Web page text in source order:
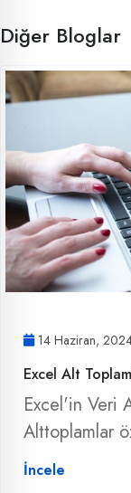
Diğer Bloglar
14 Haziran,
Excel Alt
Excel'in Veri
Alttoplamlar
İncele